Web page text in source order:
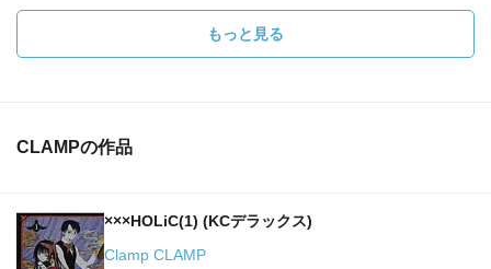
もっと見る
CLAMPの作品
×××HOLiC(1) (KCデラックス)
Clamp CLAMP